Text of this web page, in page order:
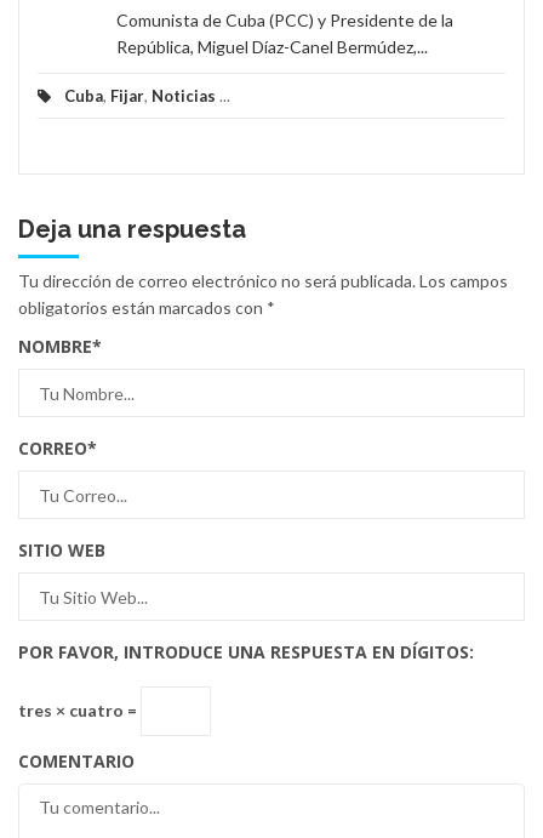
Comunista de Cuba (PCC) y Presidente de la
República, Miguel Díaz-Canel Bermúdez,...
Cuba, Fijar, Noticias ...
Deja una respuesta
Tu dirección de correo electrónico no será publicada.Los campos
obligatorios están marcados con *
NOMBRE*
CORREO*
SITIO WEB
POR FAVOR, INTRODUCE UNA RESPUESTA EN DÍGITOS:
tres × cuatro =
COMENTARIO